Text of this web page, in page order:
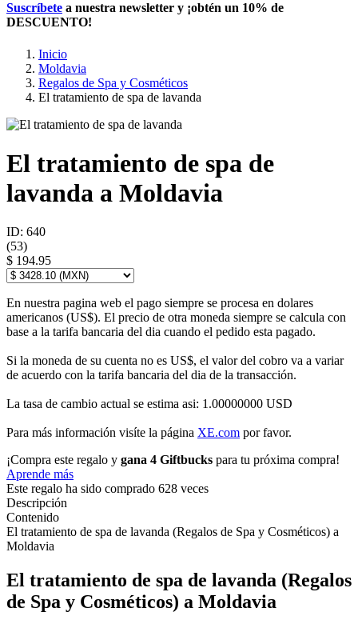
Suscríbete a nuestra newsletter y ¡obtén un 10% de
DESCUENTO!
Inicio
Moldavia
Regalos de Spa y Cosméticos
El tratamiento de spa de lavanda
El tratamiento de spa de
lavanda a Moldavia
ID: 640
(53)
$ 194.95
En nuestra pagina web el pago siempre se procesa en dolares
americanos (US$). El precio de otra moneda siempre se calcula con
base a la tarifa bancaria del dia cuando el pedido esta pagado.
Si la moneda de su cuenta no es US$, el valor del cobro va a variar
de acuerdo con la tarifa bancaria del dia de la transacción.
La tasa de cambio actual se estima asi: 1.00000000 USD
Para más información visíte la página XE.com por favor.
¡Compra este regalo y gana 4 Giftbucks para tu próxima compra!
Aprende más
Este regalo ha sido comprado 628 veces
Descripción
Contenido
El tratamiento de spa de lavanda (Regalos de Spa y Cosméticos) a
Moldavia
El tratamiento de spa de lavanda (Regalos
de Spa y Cosméticos) a Moldavia